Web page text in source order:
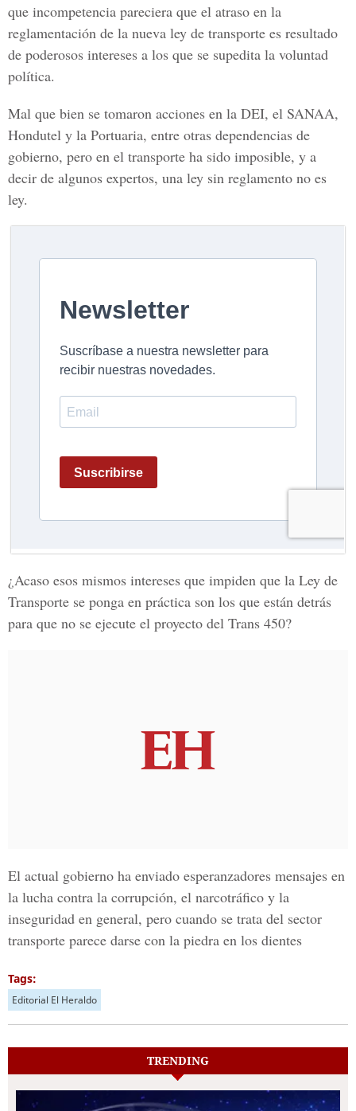
que incompetencia pareciera que el atraso en la
reglamentación de la nueva ley de transporte es resultado
de poderosos intereses a los que se supedita la voluntad
política.
Mal que bien se tomaron acciones en la DEI, el SANAA,
Hondutel y la Portuaria, entre otras dependencias de
gobierno, pero en el transporte ha sido imposible, y a
decir de algunos expertos, una ley sin reglamento no es
ley.
¿Acaso esos mismos intereses que impiden que la Ley de
Transporte se ponga en práctica son los que están detrás
para que no se ejecute el proyecto del Trans 450?
El actual gobierno ha enviado esperanzadores mensajes en
la lucha contra la corrupción, el narcotráfico y la
inseguridad en general, pero cuando se trata del sector
transporte parece darse con la piedra en los dientes
Tags:
Editorial El Heraldo
TRENDING